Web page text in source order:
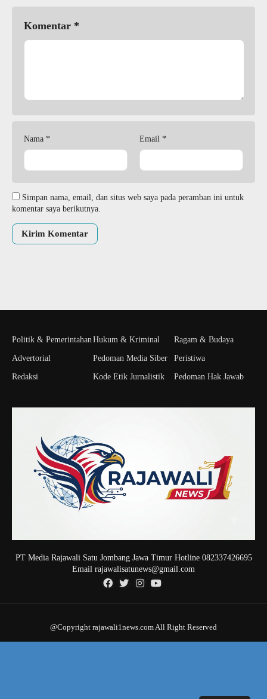
Komentar *
Nama * Email *
Simpan nama, email, dan situs web saya pada peramban ini untuk
komentar saya berikutnya.
Politik & Pemerintahan
Advertorial
Redaksi
Hukum & Kriminal
Pedoman Media Siber
Kode Etik Jurnalistik
Ragam & Budaya
Peristiwa
Pedoman Hak Jawab
PT Media Rajawali Satu Jombang Jawa Timur Hotline 082337426695
Email rajawalisatunews@gmail.com
@Copyright rajawali1news.com All Right Reserved